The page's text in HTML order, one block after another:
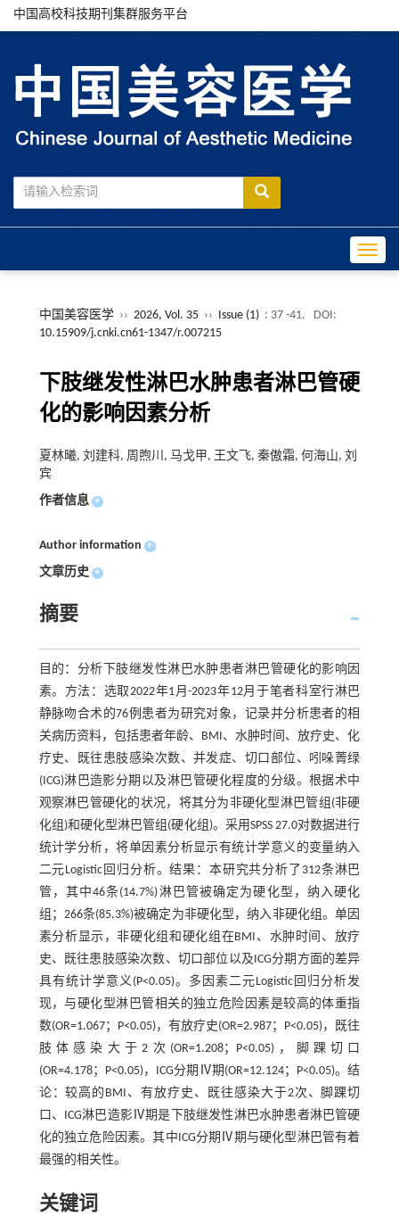
中国高校科技期刊集群服务平台
中国美容医学 ›› 2026, Vol. 35 ›› Issue (1) : 37 -41.
DOI:
10.15909/j.cnki.cn61-1347/r.007215
下肢继发性淋巴水肿患者淋巴管硬
化的影响因素分析
夏林曦, 刘建科, 周煦川, 马戈甲, 王文飞, 秦傲霜, 何海山, 刘
宾
作者信息 +
Author information +
文章历史 +
摘要
目的：分析下肢继发性淋巴水肿患者淋巴管硬化的影响因
素。方法：选取2022年1月-2023年12月于笔者科室行淋巴
静脉吻合术的76例患者为研究对象，记录并分析患者的相
关病历资料，包括患者年龄、BMI、水肿时间、放疗史、化
疗史、既往患肢感染次数、并发症、切口部位、吲哚菁绿
(ICG)淋巴造影分期以及淋巴管硬化程度的分级。根据术中
观察淋巴管硬化的状况，将其分为非硬化型淋巴管组(非硬
化组)和硬化型淋巴管组(硬化组)。采用SPSS 27.0对数据进行
统计学分析，将单因素分析显示有统计学意义的变量纳入
二元Logistic回归分析。结果：本研究共分析了312条淋巴
管，其中46条(14.7%)淋巴管被确定为硬化型，纳入硬化
组；266条(85.3%)被确定为非硬化型，纳入非硬化组。单因
素分析显示，非硬化组和硬化组在BMI、水肿时间、放疗
史、既往患肢感染次数、切口部位以及ICG分期方面的差异
具有统计学意义(P<0.05)。多因素二元Logistic回归分析发
现，与硬化型淋巴管相关的独立危险因素是较高的体重指
数(OR=1.067；P<0.05)，有放疗史(OR=2.987；P<0.05)，既往
肢体感染大于2次(OR=1.208；P<0.05)，脚踝切口
(OR=4.178；P<0.05)，ICG分期Ⅳ期(OR=12.124；P<0.05)。结
论：较高的BMI、有放疗史、既往感染大于2次、脚踝切
口、ICG淋巴造影Ⅳ期是下肢继发性淋巴水肿患者淋巴管硬
化的独立危险因素。其中ICG分期Ⅳ期与硬化型淋巴管有着
最强的相关性。
关键词